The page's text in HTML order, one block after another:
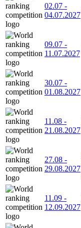
02.07 -
04.07.2027
09.07 -
11.07.2027
30.07 -
01.08.2027
11.08 -
21.08.2027
27.08 -
29.08.2027
11.09 -
12.09.2027